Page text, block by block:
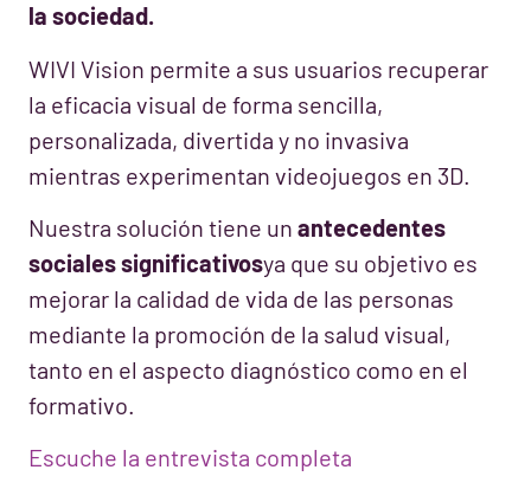
la sociedad.
WIVI Vision permite a sus usuarios recuperar
la eficacia visual de forma sencilla,
personalizada, divertida y no invasiva
mientras experimentan videojuegos en 3D.
Nuestra solución tiene un antecedentes
sociales significativosya que su objetivo es
mejorar la calidad de vida de las personas
mediante la promoción de la salud visual,
tanto en el aspecto diagnóstico como en el
formativo.
Escuche la entrevista completa